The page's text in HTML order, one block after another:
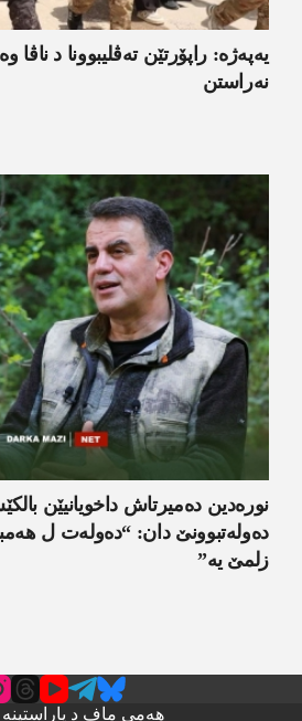
یەپەژە: راپۆرتێن تەڤلیبوونا د ناڤا
نەراستن
نورەدین دەمیرتاش داخویانیێن
دەولەتبوونێ دان: “دەولەت ل
زلمێ یە”
هەمی ماف د پاراستینە | © 2019